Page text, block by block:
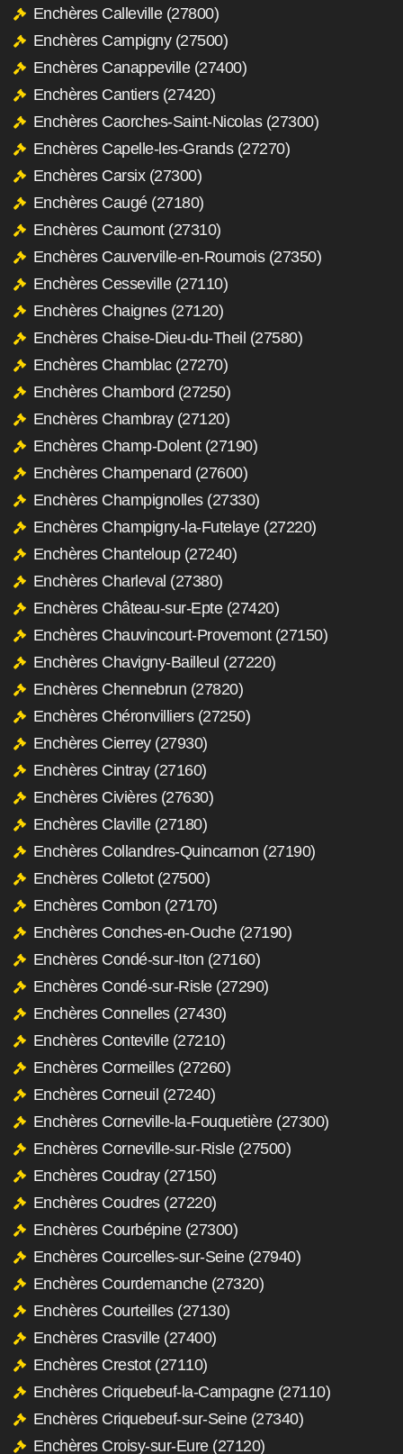
Enchères Calleville (27800)
Enchères Campigny (27500)
Enchères Canappeville (27400)
Enchères Cantiers (27420)
Enchères Caorches-Saint-Nicolas (27300)
Enchères Capelle-les-Grands (27270)
Enchères Carsix (27300)
Enchères Caugé (27180)
Enchères Caumont (27310)
Enchères Cauverville-en-Roumois (27350)
Enchères Cesseville (27110)
Enchères Chaignes (27120)
Enchères Chaise-Dieu-du-Theil (27580)
Enchères Chamblac (27270)
Enchères Chambord (27250)
Enchères Chambray (27120)
Enchères Champ-Dolent (27190)
Enchères Champenard (27600)
Enchères Champignolles (27330)
Enchères Champigny-la-Futelaye (27220)
Enchères Chanteloup (27240)
Enchères Charleval (27380)
Enchères Château-sur-Epte (27420)
Enchères Chauvincourt-Provemont (27150)
Enchères Chavigny-Bailleul (27220)
Enchères Chennebrun (27820)
Enchères Chéronvilliers (27250)
Enchères Cierrey (27930)
Enchères Cintray (27160)
Enchères Civières (27630)
Enchères Claville (27180)
Enchères Collandres-Quincarnon (27190)
Enchères Colletot (27500)
Enchères Combon (27170)
Enchères Conches-en-Ouche (27190)
Enchères Condé-sur-Iton (27160)
Enchères Condé-sur-Risle (27290)
Enchères Connelles (27430)
Enchères Conteville (27210)
Enchères Cormeilles (27260)
Enchères Corneuil (27240)
Enchères Corneville-la-Fouquetière (27300)
Enchères Corneville-sur-Risle (27500)
Enchères Coudray (27150)
Enchères Coudres (27220)
Enchères Courbépine (27300)
Enchères Courcelles-sur-Seine (27940)
Enchères Courdemanche (27320)
Enchères Courteilles (27130)
Enchères Crasville (27400)
Enchères Crestot (27110)
Enchères Criquebeuf-la-Campagne (27110)
Enchères Criquebeuf-sur-Seine (27340)
Enchères Croisy-sur-Eure (27120)